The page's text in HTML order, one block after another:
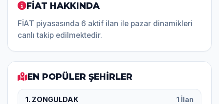
FİAT HAKKINDA
FİAT piyasasında 6 aktif ilan ile pazar dinamikleri
canlı takip edilmektedir.
EN POPÜLER ŞEHİRLER
1. ZONGULDAK 1 İlan